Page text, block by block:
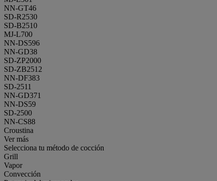
NN-GT46
SD-R2530
SD-B2510
MJ-L700
NN-DS596
NN-GD38
SD-ZP2000
SD-ZB2512
NN-DF383
SD-2511
NN-GD371
NN-DS59
SD-2500
NN-CS88
Croustina
Ver más
Selecciona tu método de cocción
Grill
Vapor
Convección